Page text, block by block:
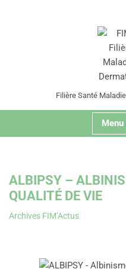
Filière Santé
ALBIPSY –
QUALITÉ DE VIE
Archives FIM’Actus